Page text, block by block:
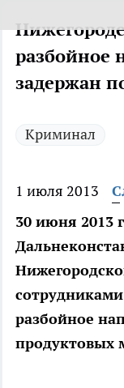
разбойное
задержан
Криминал
1 июля 2013
30 июня 2013
разбойное
продуктовых